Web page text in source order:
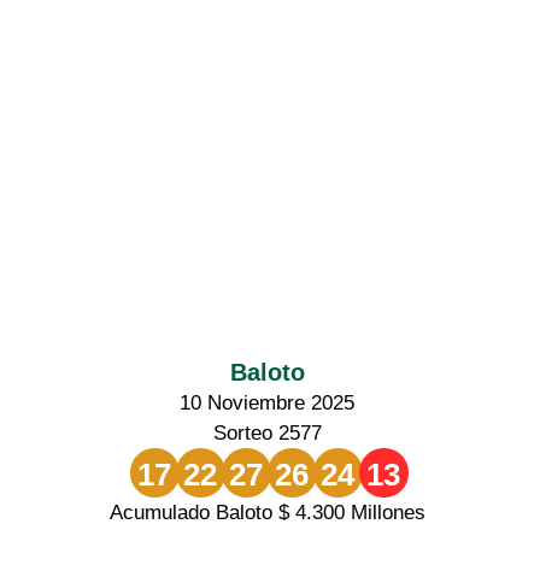
Baloto
10 Noviembre 2025
Sorteo 2577
17 22 27 26 24 13
Acumulado Baloto $ 4.300 Millones